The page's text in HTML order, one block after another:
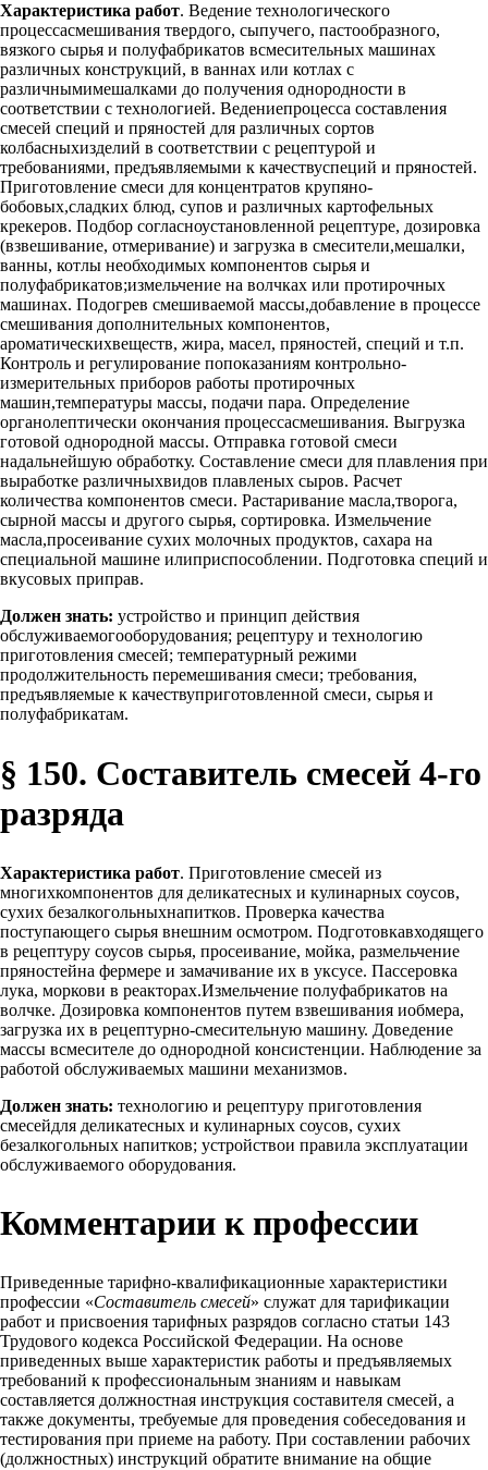
Характеристика работ. Ведение технологического
процессасмешивания твердого, сыпучего, пастообразного,
вязкого сырья и полуфабрикатов всмесительных машинах
различных конструкций, в ваннах или котлах с
различнымимешалками до получения однородности в
соответствии с технологией. Ведениепроцесса составления
смесей специй и пряностей для различных сортов
колбасныхизделий в соответствии с рецептурой и
требованиями, предъявляемыми к качествуспеций и пряностей.
Приготовление смеси для концентратов крупяно-
бобовых,сладких блюд, супов и различных картофельных
крекеров. Подбор согласноустановленной рецептуре, дозировка
(взвешивание, отмеривание) и загрузка в смесители,мешалки,
ванны, котлы необходимых компонентов сырья и
полуфабрикатов;измельчение на волчках или протирочных
машинах. Подогрев смешиваемой массы,добавление в процессе
смешивания дополнительных компонентов,
ароматическихвеществ, жира, масел, пряностей, специй и т.п.
Контроль и регулирование попоказаниям контрольно-
измерительных приборов работы протирочных
машин,температуры массы, подачи пара. Определение
органолептически окончания процессасмешивания. Выгрузка
готовой однородной массы. Отправка готовой смеси
надальнейшую обработку. Составление смеси для плавления при
выработке различныхвидов плавленых сыров. Расчет
количества компонентов смеси. Растаривание масла,творога,
сырной массы и другого сырья, сортировка. Измельчение
масла,просеивание сухих молочных продуктов, сахара на
специальной машине илиприспособлении. Подготовка специй и
вкусовых приправ.
Должен знать: устройство и принцип действия
обслуживаемогооборудования; рецептуру и технологию
приготовления смесей; температурный режими
продолжительность перемешивания смеси; требования,
предъявляемые к качествуприготовленной смеси, сырья и
полуфабрикатам.
§ 150. Составитель смесей 4-го
разряда
Характеристика работ. Приготовление смесей из
многихкомпонентов для деликатесных и кулинарных соусов,
сухих безалкогольныхнапитков. Проверка качества
поступающего сырья внешним осмотром. Подготовкавходящего
в рецептуру соусов сырья, просеивание, мойка, размельчение
пряностейна фермере и замачивание их в уксусе. Пассеровка
лука, моркови в реакторах.Измельчение полуфабрикатов на
волчке. Дозировка компонентов путем взвешивания иобмера,
загрузка их в рецептурно-смесительную машину. Доведение
массы всмесителе до однородной консистенции. Наблюдение за
работой обслуживаемых машини механизмов.
Должен знать: технологию и рецептуру приготовления
смесейдля деликатесных и кулинарных соусов, сухих
безалкогольных напитков; устройствои правила эксплуатации
обслуживаемого оборудования.
Комментарии к профессии
Приведенные тарифно-квалификационные характеристики
профессии «Составитель смесей» служат для тарификации
работ и присвоения тарифных разрядов согласно статьи 143
Трудового кодекса Российской Федерации. На основе
приведенных выше характеристик работы и предъявляемых
требований к профессиональным знаниям и навыкам
составляется должностная инструкция составителя смесей, а
также документы, требуемые для проведения собеседования и
тестирования при приеме на работу. При составлении рабочих
(должностных) инструкций обратите внимание на общие